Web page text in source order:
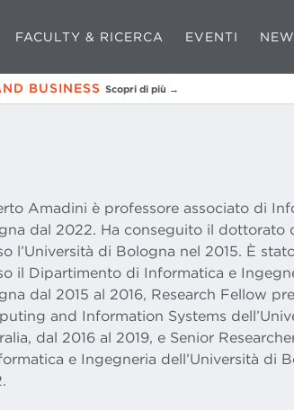
FACULTY & RICERCA EVENTI
BUSINESS Scopri di più →
Amadini è professore associato di
dal 2022. Ha conseguito il dottorato
l’Università di Bologna nel 2015. È
il Dipartimento di Informatica e
dal 2015 al 2016, Research Fellow
and Information Systems
dal 2016 al 2019, e Senior
e Ingegneria dell’Università di